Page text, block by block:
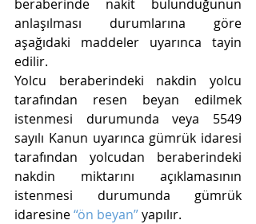
beraberinde nakit bulunduğunun
anlaşılması durumlarına göre
aşağıdaki maddeler uyarınca tayin
edilir.
Yolcu beraberindeki nakdin yolcu
tarafından resen beyan edilmek
istenmesi durumunda veya 5549
sayılı Kanun uyarınca gümrük idaresi
tarafından yolcudan beraberindeki
nakdin miktarını açıklamasının
istenmesi durumunda gümrük
idaresine “ön beyan” yapılır.